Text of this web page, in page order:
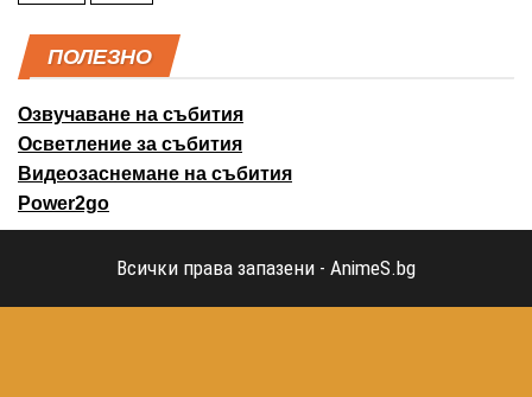
ПОЛЕЗНО
Озвучаване на събития
Осветление за събития
Видеозаснемане на събития
Power2go
Всички права запазени - AnimeS.bg